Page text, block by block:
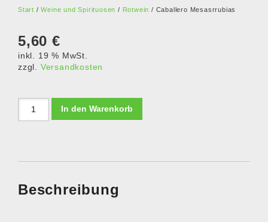
Start /Weine und Spirituosen / Rotwein / Caballero Mesasrrubias
5,60 €
inkl. 19 % MwSt.
zzgl. Versandkosten
In den Warenkorb
Beschreibung